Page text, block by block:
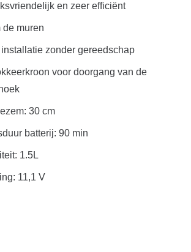
en zeer efficiënt
de muren
zonder gereedschap
voor doorgang van de
30 cm
batterij: 90 min
1.5L
11,1 V